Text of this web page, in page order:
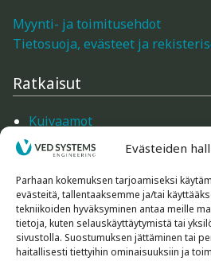
Evästeiden
Parhaan kokemuksen tarjoamiseksi
evästeitä, tallentaaksemme ja/tai
tekniikoiden hyväksyminen antaa meille
tietoja, kuten selauskäyttäytymistä tai
sivustolla. Suostumuksen jättäminen tai
haitallisesti tiettyihin ominaisuuksiin ja
Merlin: kosteudenmittarit
huonekalutehtaille,
Schaller:
Lauber: Lämpötilan,
Trotec: kosteudenmittarit
liimapuurakenteille,
Myynti- ja toimitusehdot
Tietosuoja, evästeet ja
Ratkaisut
Kuivaamot
Mittarit
Mittarien tarvikkeet
Ilmankäsittely
Rakennustarvikkeet
Koneet ja laitteet